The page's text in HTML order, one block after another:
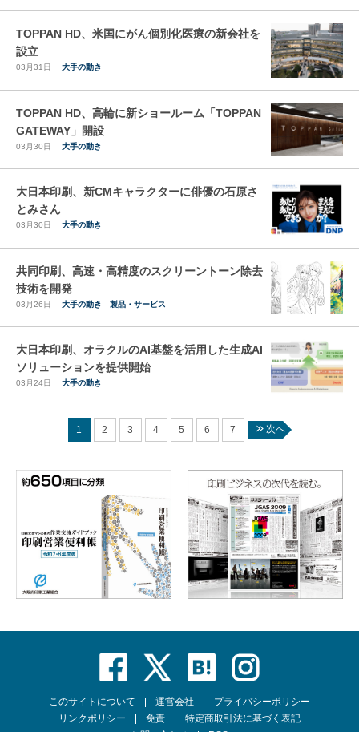
TOPPAN HD、米国にがん個別化医療の新会社を
設立
03月31日 大手の動き
TOPPAN HD、高輪に新ショールーム「TOPPAN
GATEWAY」開設
03月30日 大手の動き
大日本印刷、新CMキャラクターに俳優の石原さ
とみさん
03月30日 大手の動き
共同印刷、高速・高精度のスクリーントーン除去
技術を開発
03月26日 大手の動き 製品・サービス
大日本印刷、オラクルのAI基盤を活用した生成AI
ソリューションを提供開始
03月24日 大手の動き
1 2 3 4 5 6 7 次へ
このサイトについて 運営会社
プライバシーポリシー
リンクポリシー
免責
特定商取引法に基づく表記